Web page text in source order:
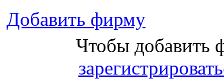
Добавить фирму
Чтобы добавить